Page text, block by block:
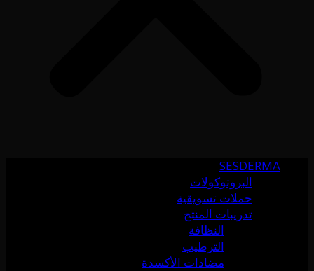
SESDERMA
البروتوكولات
حملات تسويقية
تدريبات المنتج
النظافة
الترطيب
مضادات الأكسدة